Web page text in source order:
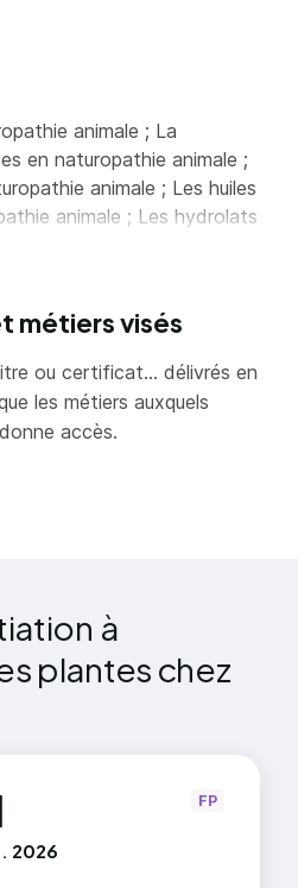
animale ; La
en naturopathie animale ;
animale ; Les huiles
animale ; Les hydrolats
; Les formes galéniques et
métiers visés
ou certificat... délivrés en
les métiers auxquels
accès.
à
plantes chez
2026
FP